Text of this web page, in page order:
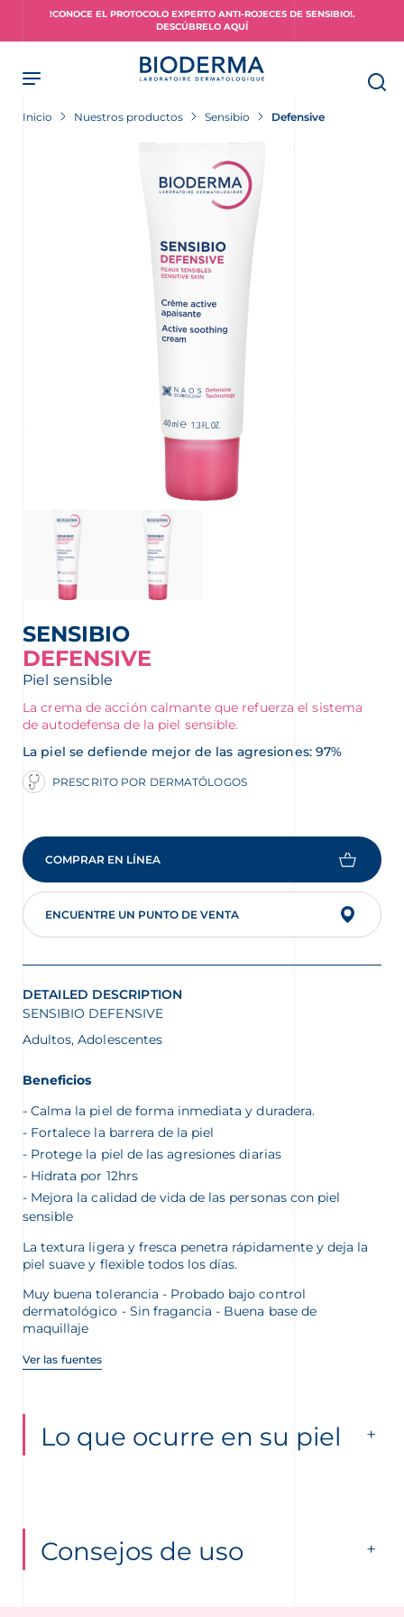
!CONOCE EL PROTOCOLO EXPERTO ANTI-ROJECES DE SENSIBIO!.
DESCÚBRELO AQUÍ
Inicio Nuestros productos Sensibio Defensive
SENSIBIO
DEFENSIVE
Piel sensible
La crema de acción calmante que refuerza el sistema
de autodefensa de la piel sensible.
La piel se defiende mejor de las agresiones: 97%
PRESCRITO POR DERMATÓLOGOS
COMPRAR EN LÍNEA
ENCUENTRE UN PUNTO DE VENTA
DETAILED DESCRIPTION
SENSIBIO DEFENSIVE
Adultos, Adolescentes
Beneficios
Calma la piel de forma inmediata y duradera.
Fortalece la barrera de la piel
Protege la piel de las agresiones diarias
Hidrata por 12hrs
Mejora la calidad de vida de las personas con piel
sensible
La textura ligera y fresca penetra rápidamente y deja la
piel suave y flexible todos los días.
Muy buena tolerancia - Probado bajo control
dermatológico - Sin fragancia - Buena base de
maquillaje
Ver las fuentes
Lo que ocurre en su piel
Consejos de uso